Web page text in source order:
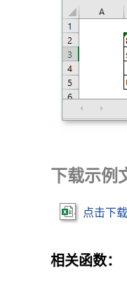
下载示例
点击下载
相关函数：